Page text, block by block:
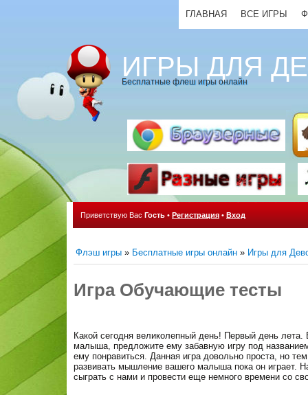
ГЛАВНАЯ ВСЕ ИГРЫ
ИГРЫ ДЛЯ
Бесплатные флеш игры онлайн
Приветствую Вас Гость • Регистрация • Вход
Флэш игры » Бесплатные игры онлайн » Игры для
Игра Обучающие тесты
Какой сегодня великолепный день! Первый день
малыша, предложите ему забавную игру под
ему понравиться. Данная игра довольно проста, но
развивать мышление вашего малыша пока он играет.
сыграть с нами и провести еще немного времени со